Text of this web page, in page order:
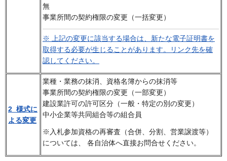
無
事業所間の契約権限の変更（一括変更）
※ 上記の変更に該当する場合は、新たな電子証明書を
取得する必要が生じることがあります。リンク先を確
認してください。
2 様式に
よる変更
業種・業務の抹消、資格名簿からの抹消等
事業所間の契約権限の変更（一部変更）
建設業許可の許可区分（一般・特定の別の変更）
中小企業等共同組合等の組合員
※入札参加資格の再審査（合併、分割、営業譲渡等）
については、 各自治体へ直接お問合せください。